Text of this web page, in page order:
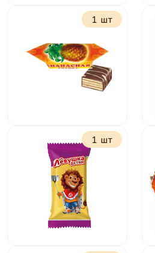
Батончики Рот
Фронт
классические
1 шт
Ананасная долина
1 шт